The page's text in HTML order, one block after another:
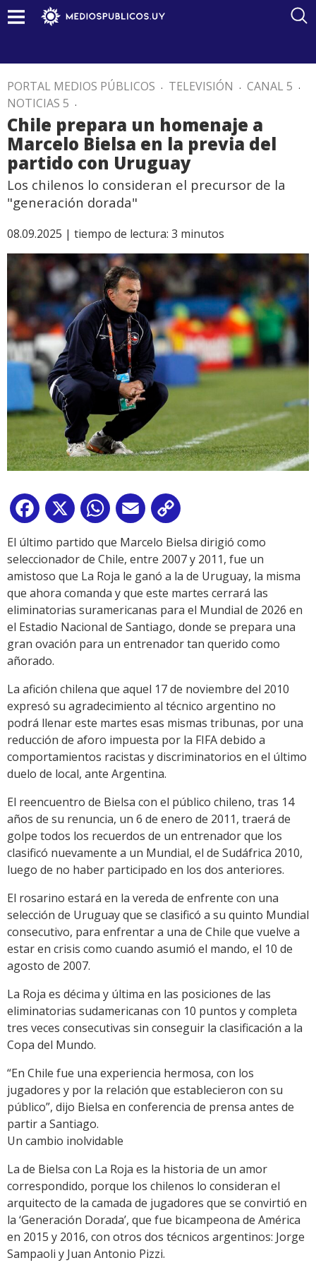
PORTAL MEDIOS PÚBLICOS . TELEVISIÓN . CANAL 5 .
NOTICIAS 5 .
Chile prepara un homenaje a
Marcelo Bielsa en la previa del
partido con Uruguay
Los chilenos lo consideran el precursor de la
"generación dorada"
08.09.2025 | tiempo de lectura: 3 minutos
Facebook
X WhatsApp
Email
Link
El último partido que Marcelo Bielsa dirigió como
seleccionador de Chile, entre 2007 y 2011, fue un
amistoso que La Roja le ganó a la de Uruguay, la misma
que ahora comanda y que este martes cerrará las
eliminatorias suramericanas para el Mundial de 2026 en
el Estadio Nacional de Santiago, donde se prepara una
gran ovación para un entrenador tan querido como
añorado.
La afición chilena que aquel 17 de noviembre del 2010
expresó su agradecimiento al técnico argentino no
podrá llenar este martes esas mismas tribunas, por una
reducción de aforo impuesta por la FIFA debido a
comportamientos racistas y discriminatorios en el último
duelo de local, ante Argentina.
El reencuentro de Bielsa con el público chileno, tras 14
años de su renuncia, un 6 de enero de 2011, traerá de
golpe todos los recuerdos de un entrenador que los
clasificó nuevamente a un Mundial, el de Sudáfrica 2010,
luego de no haber participado en los dos anteriores.
El rosarino estará en la vereda de enfrente con una
selección de Uruguay que se clasificó a su quinto Mundial
consecutivo, para enfrentar a una de Chile que vuelve a
estar en crisis como cuando asumió el mando, el 10 de
agosto de 2007.
La Roja es décima y última en las posiciones de las
eliminatorias sudamericanas con 10 puntos y completa
tres veces consecutivas sin conseguir la clasificación a la
Copa del Mundo.
“En Chile fue una experiencia hermosa, con los
jugadores y por la relación que establecieron con su
público”, dijo Bielsa en conferencia de prensa antes de
partir a Santiago.
Un cambio inolvidable
La de Bielsa con La Roja es la historia de un amor
correspondido, porque los chilenos lo consideran el
arquitecto de la camada de jugadores que se convirtió en
la ‘Generación Dorada’, que fue bicampeona de América
en 2015 y 2016, con otros dos técnicos argentinos: Jorge
Sampaoli y Juan Antonio Pizzi.